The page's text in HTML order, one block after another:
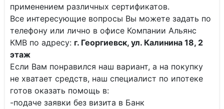
применением различных сертификатов.
Все интересующие вопросы Вы можете задать по
телефону или лично в офисе Компании Альянс
КМВ по адресу: г. Георгиевск, ул. Калинина 18, 2
этаж
Если Вам понравился наш вариант, а на покупку
не хватает средств, наш специалист по ипотеке
готов оказать помощь в:
-подаче заявки без визита в Банк